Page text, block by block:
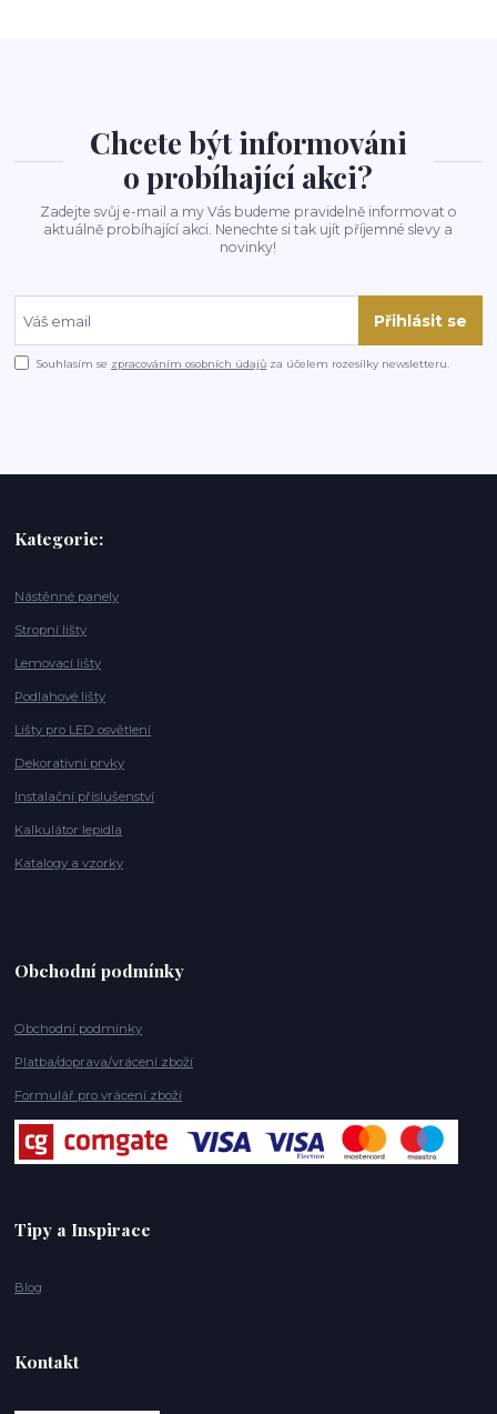
Chcete být informováni
o probíhající akci?
Zadejte svůj e-mail a my Vás budeme pravidelně informovat o
aktuálně probíhající akci. Nenechte si tak ujít příjemné slevy a
novinky!
Přihlásit se
Souhlasím se zpracováním osobních údajů za účelem rozesílky newsletteru.
Kategorie:
Nástěnné panely
Stropní lišty
Lemovací lišty
Podlahové lišty
Lišty pro LED osvětlení
Dekorativní prvky
Instalační příslušenství
Kalkulátor lepidla
Katalogy a vzorky
Obchodní podmínky
Obchodní podmínky
Platba/doprava/vrácení zboží
Formulář pro vrácení zboží
Tipy a Inspirace
Blog
Kontakt